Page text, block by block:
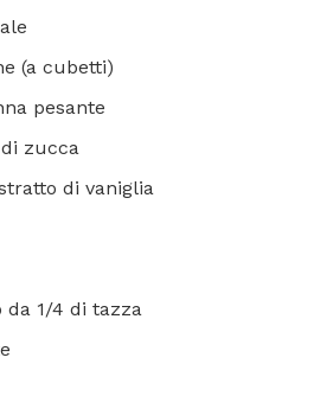
(a cubetti)
pesante
zucca
di vaniglia
da 1/4 di tazza